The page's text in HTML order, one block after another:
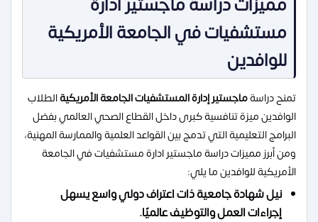
مستشفيات في الجامعة الأمريكية
للوافدين
تمنح دراسةماجستير إدارة المستشفيات الجامعة الأمريكيةالطلاب
الوافدين ميزة تنافسية كبرى داخل القطاع الصحي العالمي بفضل
البرامج التعليمية التي تدمج بين القواعد العلمية والممارسة المهنية،
ومن أبرز مميزات دراسة ماجستير ادارة مستشفيات في الجامعة
الأمريكية للوافدين ما يلي:
نيل شهادة جامعية ذات اعتراف دولي واسع يسهل
إجراءات العمل والتوظيف عالميًا.